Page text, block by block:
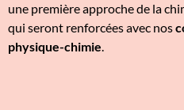
une première approche de la
qui seront renforcées avec nos
physique-chimie.